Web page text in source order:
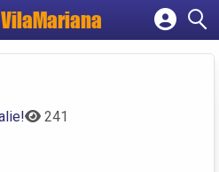
VilaMariana
Cadastrar empresa
241